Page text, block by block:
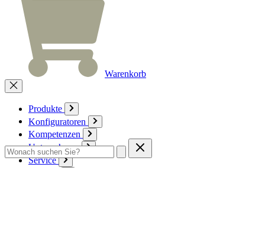
Warenkorb
Produkte
Konfiguratoren
Kompetenzen
Unternehmen
Service